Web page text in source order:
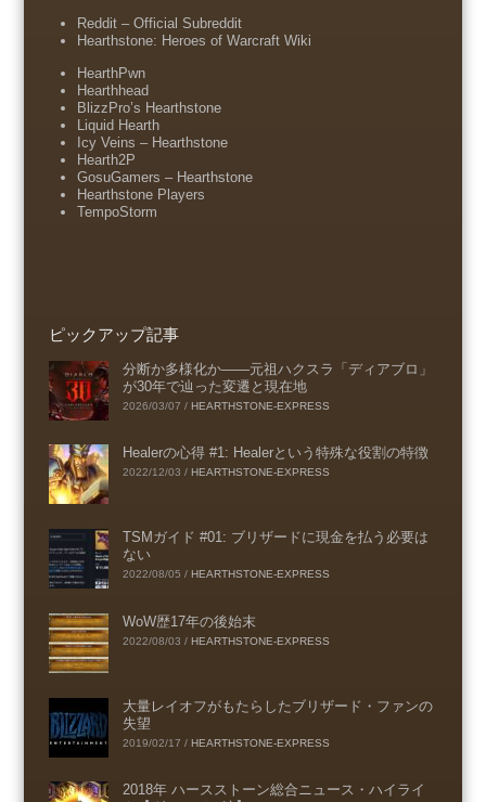
Reddit – Official Subreddit
Hearthstone: Heroes of Warcraft Wiki
HearthPwn
Hearthhead
BlizzPro’s Hearthstone
Liquid Hearth
Icy Veins – Hearthstone
Hearth2P
GosuGamers – Hearthstone
Hearthstone Players
TempoStorm
ピックアップ記事
分断か多様化か――元祖ハクスラ「ディアブロ」
が30年で辿った変遷と現在地
2026/03/07 / HEARTHSTONE-EXPRESS
Healerの心得 #1: Healerという特殊な役割の特徴
2022/12/03 / HEARTHSTONE-EXPRESS
TSMガイド #01: ブリザードに現金を払う必要は
ない
2022/08/05 / HEARTHSTONE-EXPRESS
WoW歴17年の後始末
2022/08/03 / HEARTHSTONE-EXPRESS
大量レイオフがもたらしたブリザード・ファンの
失望
2019/02/17 / HEARTHSTONE-EXPRESS
2018年 ハースストーン総合ニュース・ハイライ